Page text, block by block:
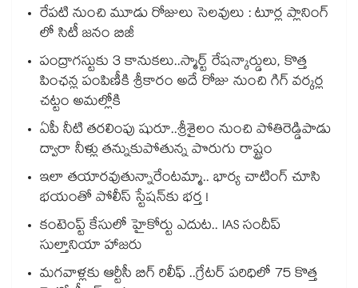
రేపటి నుంచి మూడు రోజులు సెలవులు : టూర్ల ప్లానింగ్
లో సిటీ జనం బిజీ
పంద్రాగస్టుకు 3 కానుకలు..స్మార్ట్ రేషన్కార్డులు, కొత్త
పింఛన్ల పంపిణీకి శ్రీకారం అదే రోజు నుంచి గిగ్ వర్కర్ల
చట్టం అమల్లోకి
ఏపీ నీటి తరలింపు షురూ..శ్రీశైలం నుంచి పోతిరెడ్డిపాడు
ద్వారా నీళ్లు తన్నుకుపోతున్న పొరుగు రాష్ట్రం
ఇలా తయారవుతున్నారేంటమ్మా.. భార్య చాటింగ్ చూసి
భయంతో పోలీస్ స్టేషన్⁫కు భర్త !
కంటెంప్ట్ కేసులో హైకోర్టు ఎదుట.. IAS సందీప్
సుల్తానియా హాజరు
మగవాళ్లకు ఆర్టీసీ బిగ్ రిలీఫ్ ..గ్రేటర్ పరిధిలో 75 కొత్త